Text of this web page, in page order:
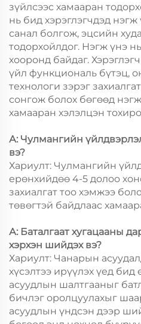
зүйлсээс хамааран
нь бид хэрэглэгчдэд
санал болгож, эцсийн
тодорхойлдог. Нэгж үнэ
хооронд байдаг.
үйл функциональ бүтэц,
технологи зэрэг
сонгож болох бөгөөд
хамааран хэлэлцэн
А: Чулмангийн
вэ?
Хариулт: Чулмангийн
ерөнхийдөө 4-5 долоо
захиалгат тоо хэмжээ
төвөгтэй байдлаас
А: Баталгаат хугацааны
хэрхэн шийдэх вэ?
Хариулт: Чанарын
хүсэлтээ ирүүлэх үед
асуудлын шалтгааныг
бичлэг оролцуулахыг
асуудлын үндсэн дээр